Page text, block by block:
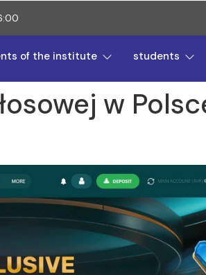
of the institute students
w